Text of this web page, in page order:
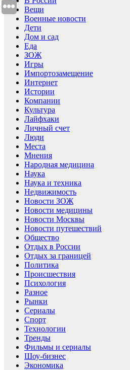
Вещи
Военные новости
Дети
Дом и сад
Еда
ЗОЖ
Игры
Импортозамещение
Интернет
Истории
Компании
Культура
Лайфхаки
Личный счет
Люди
Места
Мнения
Народная медицина
Наука
Наука и техника
Недвижимость
Новости ЗОЖ
Новости медицины
Новости Москвы
Новости путешествий
Общество
Отдых в России
Отдых за границей
Политика
Происшествия
Психология
Разное
Рынки
Сериалы
Спорт
Технологии
Тренды
Фильмы и сериалы
Шоу-бизнес
Экономика